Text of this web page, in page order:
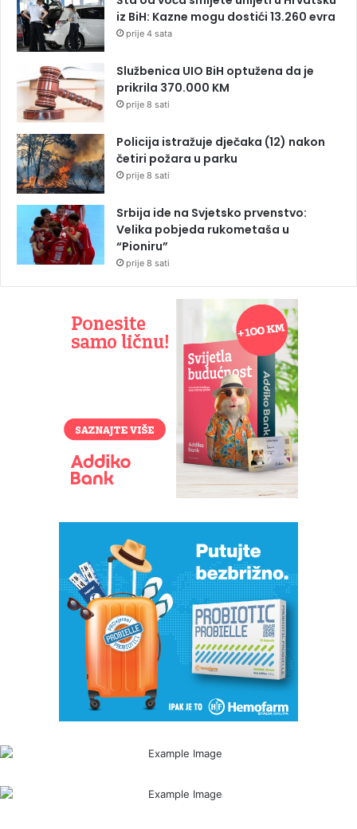
iz BiH: Kazne mogu dostići 13.260 evra
prije 4 sata
Službenica UIO BiH optužena da je
prikrila 370.000 KM
prije 8 sati
Policija istražuje dječaka (12) nakon
četiri požara u parku
prije 8 sati
Srbija ide na Svjetsko prvenstvo:
Velika pobjeda rukometaša u
“Pioniru”
prije 8 sati